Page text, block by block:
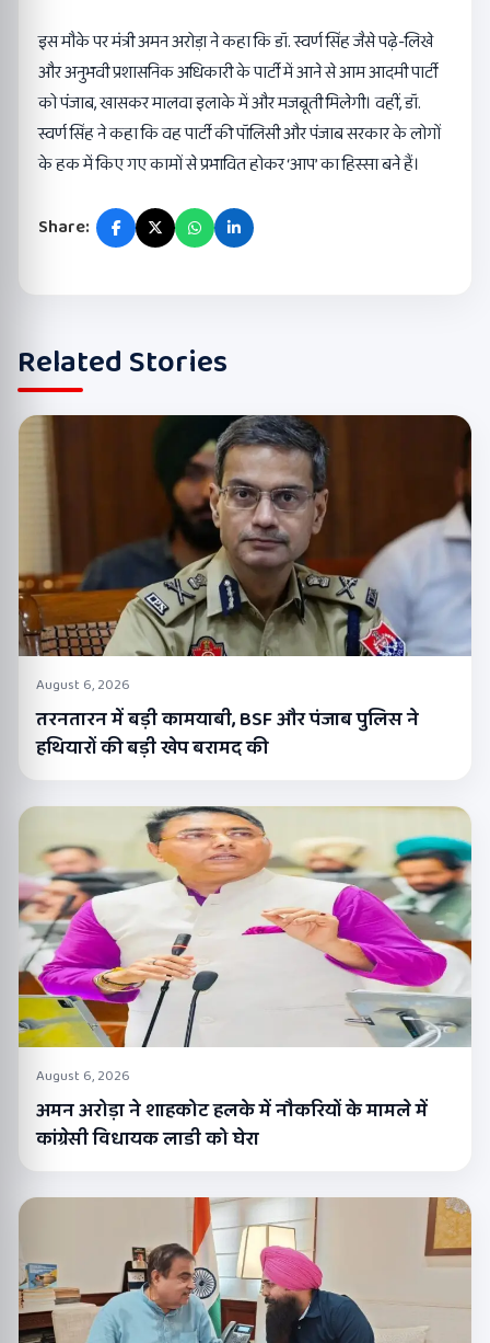
इस मौके पर मंत्री अमन अरोड़ा ने कहा कि डॉ. स्वर्ण सिंह जैसे पढ़े-लिखे
और अनुभवी प्रशासनिक अधिकारी के पार्टी में आने से आम आदमी पार्टी
को पंजाब, खासकर मालवा इलाके में और मजबूती मिलेगी। वहीं, डॉ.
स्वर्ण सिंह ने कहा कि वह पार्टी की पॉलिसी और पंजाब सरकार के लोगों
के हक में किए गए कामों से प्रभावित होकर ‘आप’ का हिस्सा बने हैं।
Share:
Related Stories
August 6, 2026
तरनतारन में बड़ी कामयाबी, BSF और पंजाब पुलिस ने
हथियारों की बड़ी खेप बरामद की
August 6, 2026
अमन अरोड़ा ने शाहकोट हलके में नौकरियों के मामले में
कांग्रेसी विधायक लाडी को घेरा